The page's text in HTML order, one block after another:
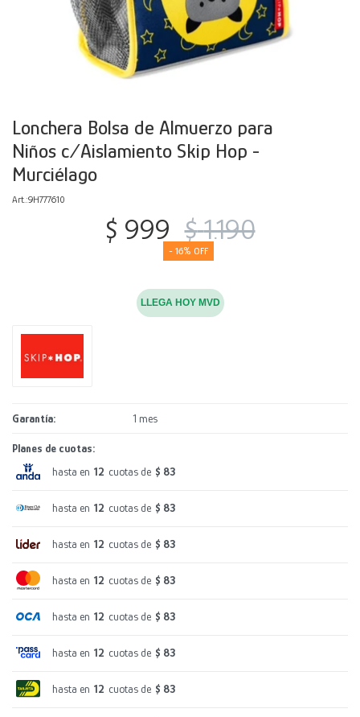
Lonchera Bolsa de Almuerzo para
Niños c/Aislamiento Skip Hop -
Murciélago
9H777610
$ 999 $ 1.190
16
LLEGA HOY MVD
Garantía 1 mes
Planes de cuotas:
hasta en 12 cuotas de $ 83
hasta en 12 cuotas de $ 83
hasta en 12 cuotas de $ 83
hasta en 12 cuotas de $ 83
hasta en 12 cuotas de $ 83
hasta en 12 cuotas de $ 83
hasta en 12 cuotas de $ 83
Calefactores
Acolchados y Frazadas
Accesorios para el hogar
Muebles Infantiles